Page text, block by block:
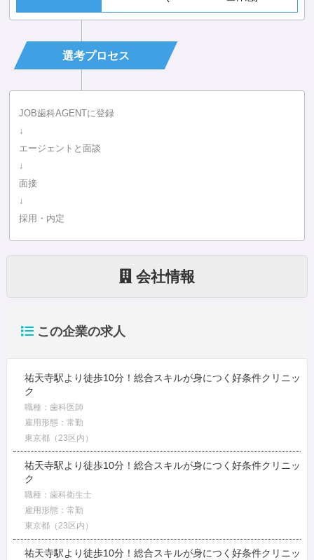
選考プロセス
JOB歯科AGENTに登録
↓
エージェントと面談
↓
面接
↓
採用・内定
会社情報
この企業の求人
祐天寺駅より徒歩10分！総合スキルが身につく好条件クリニッ
ク
職種：歯科医師
雇用形態：常勤
東京都（23区内）
祐天寺駅より徒歩10分！総合スキルが身につく好条件クリニッ
ク
職種：歯科衛生士
雇用形態：常勤
東京都（23区内）
祐天寺駅より徒歩10分！総合スキルが身につく好条件クリニッ